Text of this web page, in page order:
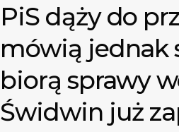
PiS dąży do
mówią jednak
biorą sprawy
Świdwin już